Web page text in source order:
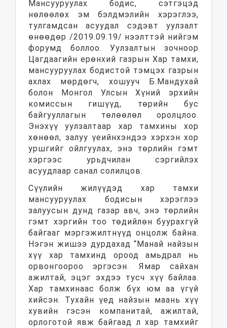
Мансууруулах бодис, сэтгэцэд
нөлөөлөх эм бэлдмэлийн хэрэглээ,
тулгамдсан асуудал сэдэвт уулзалт
өнөөдөр /2019.09.19/ нээлттэй нийгэм
форумд боллоо. Уулзалтын зочноор
Цагдаагийн ерөнхий газрын Хар тамхи,
мансууруулах бодистой тэмцэх газрын
ахлах мөрдөгч, хошууч Б.Мандухай
болон Монгол Улсын Хүний эрхийн
комиссын гишүүд, төрийн бус
байгууллагын төлөөлөл оролцлоо.
Энэхүү уулзалтаар хар тамхины хор
хөнөөл, залуу үеийнхэндээ хэрхэн хор
уршгийг ойлгуулах, энэ төрлийн гэмт
хэргээс урьдчилан сэргийлэх
асуудлаар санал солилцов.
Сүүлийн жилүүдэд хар тамхи
мансууруулах бодисын хэрэглээ
залуусын дунд газар авч, энэ төрлийн
гэмт хэргийн тоо төдийлөн буурахгүй
байгааг мэргэжилтнүүд онцолж байна.
Нэгэн жишээ дурдахад “Манай найзын
хүү хар тамхинд ороод амьдрал нь
орвонгоороо эргэсэн. Ямар сайхан
ажилтай, эцэг эхдээ тусч хүү байлаа.
Хар тамхинаас болж бүх юм аа үгүй
хийсэн. Тухайн үед найзын маань хүү
хувийн гэсэн компанитай, ажилтай,
орлоготой явж байгаад л хар тамхийг